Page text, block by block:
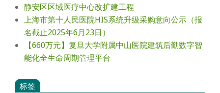
静安区区域医疗中心改扩建工程
上海市第十人民医院HIS系统升级采购意向公示（报
名截止2025年6月23日）
【660万元】复旦大学附属中山医院建筑后勤数字智
能化全生命周期管理平台
标签